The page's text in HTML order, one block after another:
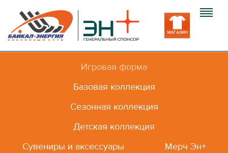
Игровая форма
Базовая коллекция
Сезонная коллекция
Детская коллекция
Сувениры и аксессуары
Мерч Эн+